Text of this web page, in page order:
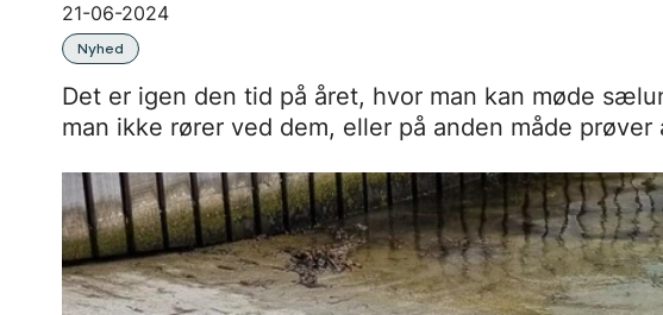
21-06-2024
Nyhed
Det er igen den tid på året, hvor man kan møde
man ikke rører ved dem, eller på anden måde